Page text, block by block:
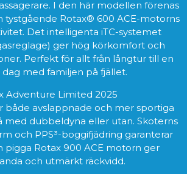
I den här modellen förenas
Rotax® 600 ACE-motorns
Det intelligenta iTC-systemet
ger hög körkomfort och
Perfekt för allt från långtur till en
dag med familjen på fjället.
Adventure Limited 2025
både avslappnade och mer sportiga
med dubbeldyna eller utan. Skoterns
och PPS³-boggifjädring garanterar
pigga Rotax 900 ACE motorn ger
och utmärkt räckvidd.